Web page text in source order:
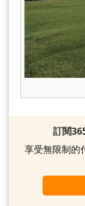
訂閱
享受無限制的